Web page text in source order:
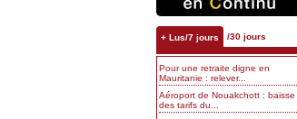
+ Lus/7 jours /30 jours
Pour une retraite digne en
Mauritanie : relever...
Aéroport de Nouakchott : baisse
des tarifs du...